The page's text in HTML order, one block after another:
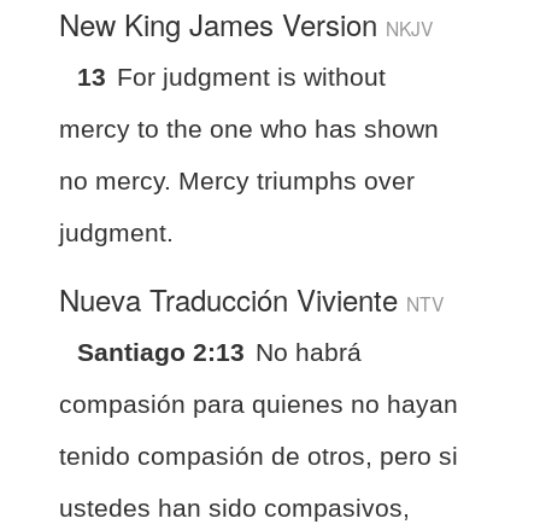
New King James Version NKJV
13 For judgment is without
mercy to the one who has shown
no mercy. Mercy triumphs over
judgment.
Nueva Traducción Viviente NTV
Santiago 2:13 No habrá
compasión para quienes no hayan
tenido compasión de otros, pero si
ustedes han sido compasivos,